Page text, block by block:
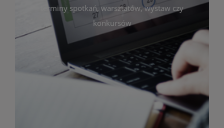
terminy spotkań, warsztatów, wystaw czy
konkursów
zaplanujesz udział w interesujących Cię
wydarzeniach. Aktualizujemy harmonogram na
bieżąco, by zawsze był zgodny z planem pracy
biblioteki. Zapraszamy do śledzenia i uczestnictwa
w życiu kulturalnym miasta!
WIĘCEJ